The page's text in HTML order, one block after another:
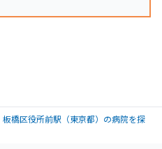
板橋区役所前駅（東京都）の病院を探